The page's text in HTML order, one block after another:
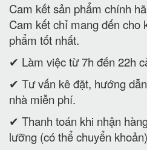
Cam kết sản phẩm chính
Cam kết chỉ mang đến cho
phẩm tốt nhất.
✔ Làm việc từ 7h đến 22h
✔ Tư vấn kê đặt, hướng
nhà miễn phí.
✔ Thanh toán khi nhận
lưỡng (có thể chuyển khoản)